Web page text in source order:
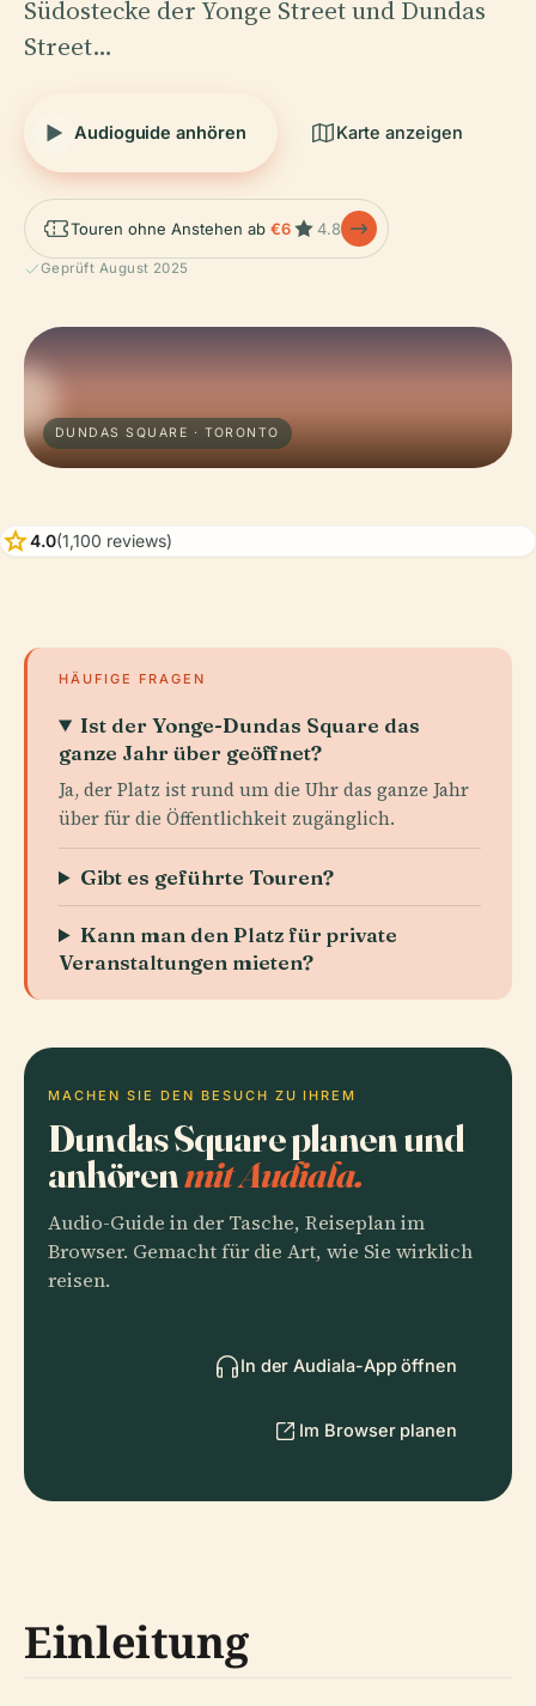
Südostecke der Yonge Street und Dundas
Street…
Audioguide anhören Karte anzeigen
Touren ohne Anstehen ab €6 4.8
Geprüft August 2025
DUNDAS SQUARE · TORONTO
star4.0(1,100 reviews)
HÄUFIGE FRAGEN
Ist der Yonge-Dundas Square das
ganze Jahr über geöffnet?
Ja, der Platz ist rund um die Uhr das ganze Jahr
über für die Öffentlichkeit zugänglich.
Gibt es geführte Touren?
Kann man den Platz für private
Veranstaltungen mieten?
MACHEN SIE DEN BESUCH ZU IHREM
Dundas Square planen und
anhörenmit Audiala.
Audio-Guide in der Tasche, Reiseplan im
Browser. Gemacht für die Art, wie Sie wirklich
reisen.
In der Audiala-App öffnen
Im Browser planen
Einleitung